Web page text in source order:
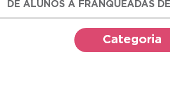
DE ALUNOS A FRANQUEADAS
Categoria